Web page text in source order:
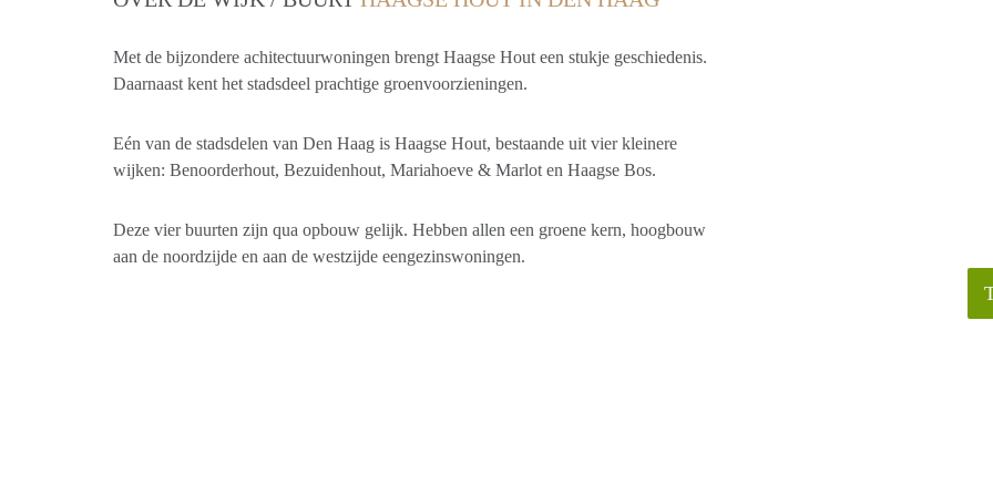
Met de bijzondere achitectuurwoningen brengt Haagse Hout een stukje geschiedenis.
Daarnaast kent het stadsdeel prachtige groenvoorzieningen.
Eén van de stadsdelen van Den Haag is Haagse Hout, bestaande uit vier kleinere
wijken: Benoorderhout, Bezuidenhout, Mariahoeve & Marlot en Haagse Bos.
Deze vier buurten zijn qua opbouw gelijk. Hebben allen een groene kern, hoogbouw
aan de noordzijde en aan de westzijde eengezinswoningen.